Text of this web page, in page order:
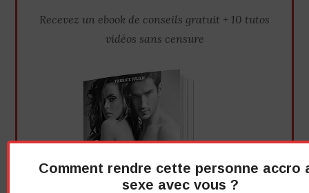
Recevez un ebook de conseils gratuit + 10 tutos
vidéos sans censure
Comment rendre cette personne accro
sexe avec vous ?